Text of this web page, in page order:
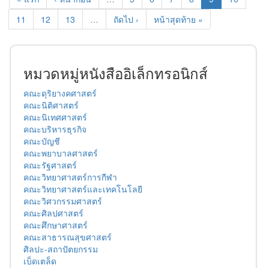
11
12 13 … ถัดไป › หน้าสุดท้าย »
หมวดหมู่หนังสืออิเล็กทรอนิกส์
คณะดุริยางคศาสตร์
คณะนิติศาสตร์
คณะนิเทศศาสตร์
คณะบริหารธุรกิจ
คณะบัญชี
คณะพยาบาลศาสตร์
คณะรัฐศาสตร์
คณะวิทยาศาสตร์การกีฬา
คณะวิทยาศาสตร์และเทคโนโลยี
คณะวิศวกรรมศาสตร์
คณะศิลปศาสตร์
คณะศึกษาศาสตร์
คณะสาธารณสุขศาสตร์
ศิลปะ-สถาปัตยกรรม
เบ็ดเตล็ด